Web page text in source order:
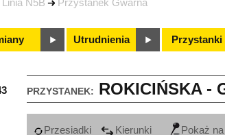
Linia N5B Przystanek Gwarna
Utrudnienia Przystanki
PRZYSTANEK: ROKICIŃSKA -
Przesiadki Kierunki Pokaż